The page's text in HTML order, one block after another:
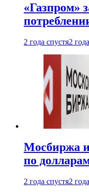
«Газпром»
2 года спустя2
Мосбиржа
по
2 года спустя2